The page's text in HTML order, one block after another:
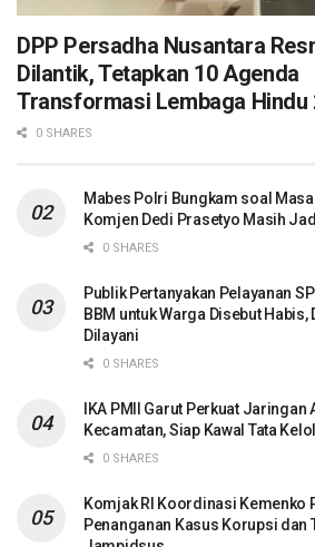
DPP Persadha Nusantara
Dilantik, Tetapkan 10 Agenda
Transformasi Lembaga Hindu
0 SHARES
Mabes Polri Bungkam soal
Komjen Dedi Prasetyo Masih
0 SHARES
Publik Pertanyakan Pelayanan
BBM untuk Warga Disebut
Dilayani
0 SHARES
IKA PMII Garut Perkuat
Kecamatan, Siap Kawal Tata
0 SHARES
Komjak RI Koordinasi Kemenko
Penanganan Kasus Korupsi dan